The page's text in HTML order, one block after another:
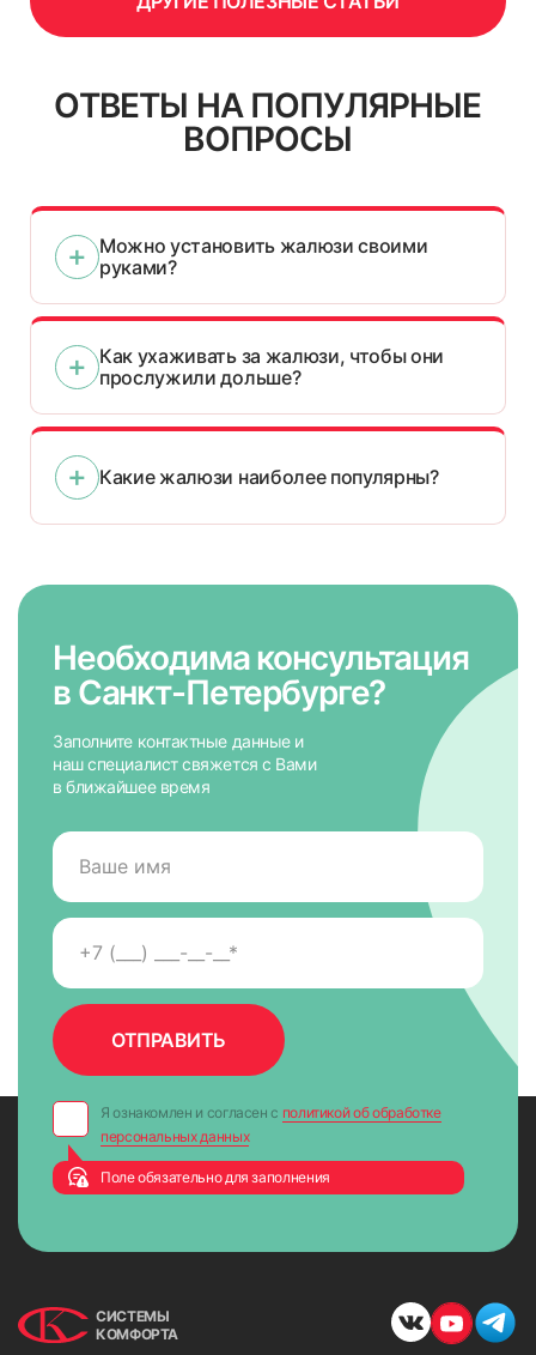
ОТВЕТЫ НА ПОПУЛЯРНЫЕ
ВОПРОСЫ
Можно установить жалюзи своими
руками?
Как ухаживать за жалюзи, чтобы они
прослужили дольше?
Какие жалюзи наиболее популярны?
Необходима консультация
в Санкт-Петербурге?
Заполните контактные данные и
наш специалист свяжется с Вами
в ближайшее время
Я ознакомлен и согласен с политикой об обработке
персональных данных
Поле обязательно для заполнения
СИСТЕМЫ
КОМФОРТА